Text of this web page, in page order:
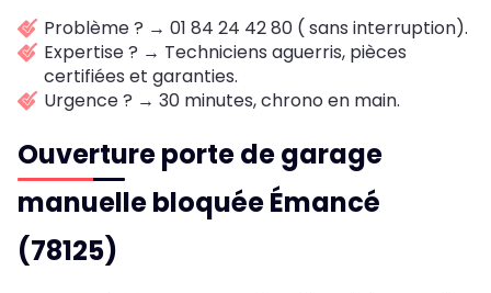
Problème ? → 01 84 24 42 80 ( sans interruption).
Expertise ? → Techniciens aguerris, pièces
certifiées et garanties.
Urgence ? → 30 minutes, chrono en main.
Ouverture porte de garage
manuelle bloquée Émancé
(78125)